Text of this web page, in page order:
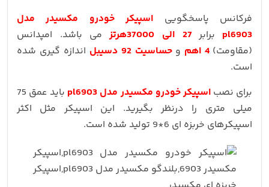
فرکانس پاسخگویی اسپیکر خودرو مکسیدر مدل
pl6903 برابر 27 الی 37000هرتز
می باشد. امپدانس
(مقاومت)4 اهم و حساسیت 92 دسیبل
اندازه گیری شده
است.
برای نصب اسپیکر خودرو مکسیدر مدل pl6903
باید عمق 75
میلی متری را درنظر بگیرید. این اسپیکر مثل اکثر
اسپیکرهای خربزه ای 6*9 تولید شده است.